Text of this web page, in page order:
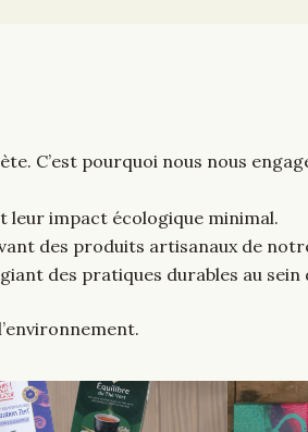
C’est pourquoi nous nous
impact écologique minimal.
des produits artisanaux de
des pratiques durables au